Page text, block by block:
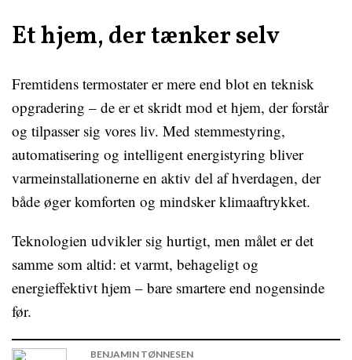
Et hjem, der tænker selv
Fremtidens termostater er mere end blot en teknisk
opgradering – de er et skridt mod et hjem, der forstår
og tilpasser sig vores liv. Med stemmestyring,
automatisering og intelligent energistyring bliver
varmeinstallationerne en aktiv del af hverdagen, der
både øger komforten og mindsker klimaaftrykket.
Teknologien udvikler sig hurtigt, men målet er det
samme som altid: et varmt, behageligt og
energieffektivt hjem – bare smartere end nogensinde
før.
BENJAMIN TØNNESEN